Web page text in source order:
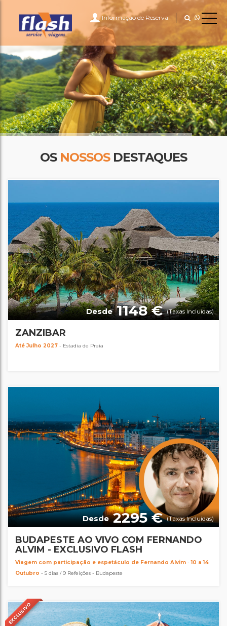
Informação de Reserva
OS NOSSOSDESTAQUES
Desde1148 €(Taxas Incluídas)
ZANZIBAR
Até Julho 2027 - Estadia de Praia
Desde2295 €(Taxas Incluídas)
BUDAPESTE AO VIVO COM FERNANDO
ALVIM - EXCLUSIVO FLASH
Viagem com participação e espetáculo de Fernando Alvim -10 a 14
Outubro - 5 dias / 9 Refeições - Budapeste
EXCLUSIVO